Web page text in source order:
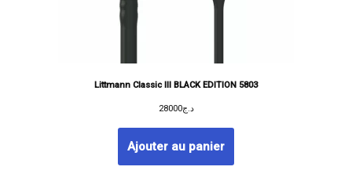
Littmann Classic III BLACK EDITION 5803
د.ج28000
Ajouter au panier